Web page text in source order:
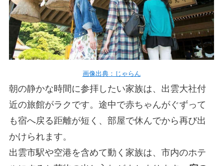
画像出典：じゃらん
朝の静かな時間に参拝したい家族は、出雲大社付
近の旅館がラクです。途中で赤ちゃんがぐずって
も宿へ戻る距離が短く、部屋で休んでから再び出
かけられます。
出雲市駅や空港を含めて動く家族は、市内のホテ